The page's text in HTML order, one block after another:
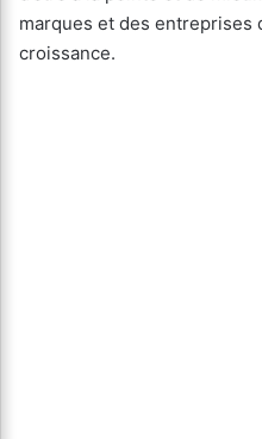
marques et des entreprises
croissance.